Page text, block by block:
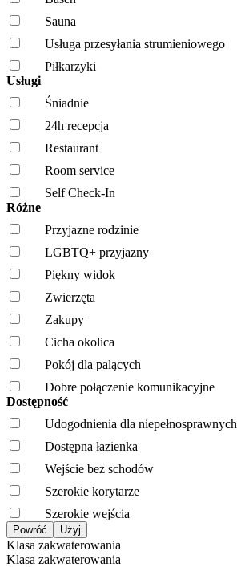
Sauna
Usługa przesyłania strumieniowego
Piłkarzyki
Usługi
Śniadnie
24h recepcja
Restaurant
Room service
Self Check-In
Różne
Przyjazne rodzinie
LGBTQ+ przyjazny
Piękny widok
Zwierzęta
Zakupy
Cicha okolica
Pokój dla palących
Dobre połączenie komunikacyjne
Dostępność
Udogodnienia dla niepełnosprawnych
Dostępna łazienka
Wejście bez schodów
Szerokie korytarze
Szerokie wejścia
Klasa zakwaterowania
Klasa zakwaterowania